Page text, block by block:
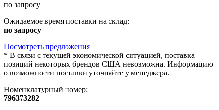
по запросу
Ожидаемое время поставки на склад:
по запросу
Посмотреть предложения
* В связи с текущей экономической ситуацией, поставка
позиций некоторых брендов США невозможна. Информацию
о возможности поставки уточняйте у менеджера.
Номенклатурный номер:
796373282